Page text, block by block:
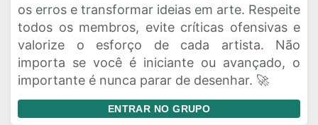
os erros e transformar ideias em arte. Respeite
todos os membros, evite críticas ofensivas e
valorize o esforço de cada artista. Não
importa se você é iniciante ou avançado, o
importante é nunca parar de desenhar. 🚀
ENTRAR NO GRUPO